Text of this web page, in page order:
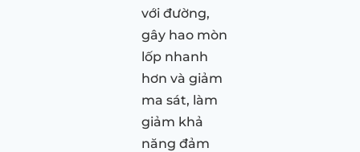
với đường,
gây hao mòn
lốp nhanh
hơn và giảm
ma sát, làm
giảm khả
năng đảm